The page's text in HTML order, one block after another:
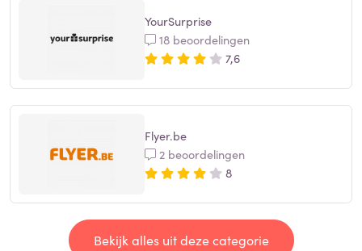
YourSurprise
18 beoordelingen
7,6
Flyer.be
2 beoordelingen
8
Bekijk alles uit deze categorie